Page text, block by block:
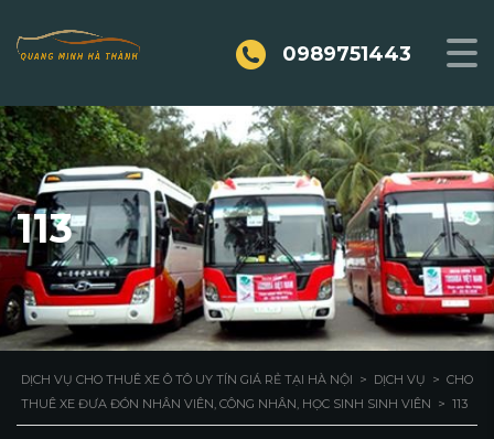
0989751443
113
DỊCH VỤ CHO THUÊ XE Ô TÔ UY TÍN GIÁ RẺ TẠI HÀ NỘI > DỊCH VỤ > CHO
THUÊ XE ĐƯA ĐÓN NHÂN VIÊN, CÔNG NHÂN, HỌC SINH SINH VIÊN > 113